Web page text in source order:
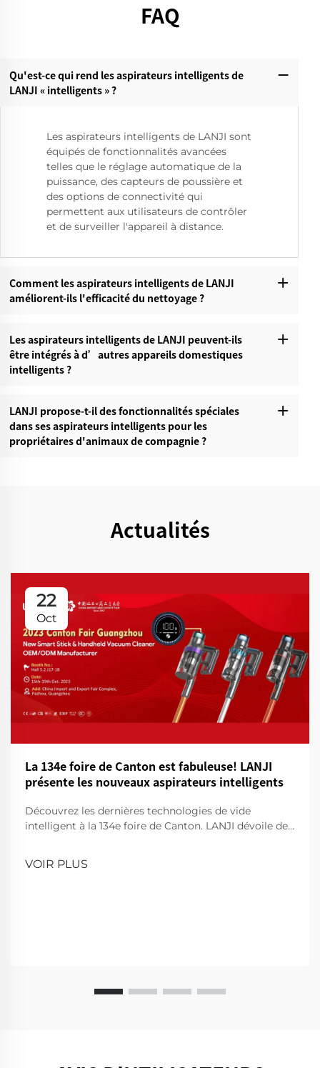
FAQ
Qu'est-ce qui rend les aspirateurs intelligents de
LANJI « intelligents » ?
Les aspirateurs intelligents de LANJI sont
équipés de fonctionnalités avancées
telles que le réglage automatique de la
puissance, des capteurs de poussière et
des options de connectivité qui
permettent aux utilisateurs de contrôler
et de surveiller l'appareil à distance.
Comment les aspirateurs intelligents de LANJI
améliorent-ils l'efficacité du nettoyage ?
Les aspirateurs intelligents de LANJI peuvent-ils
être intégrés à d’autres appareils domestiques
intelligents ?
LANJI propose-t-il des fonctionnalités spéciales
dans ses aspirateurs intelligents pour les
propriétaires d'animaux de compagnie ?
Actualités
22
Oct
La 134e foire de Canton est fabuleuse! LANJI
présente les nouveaux aspirateurs intelligents
Découvrez les dernières technologies de vide
intelligent à la 134e foire de Canton. LANJI dévoile des
une démonstration!
VOIR PLUS